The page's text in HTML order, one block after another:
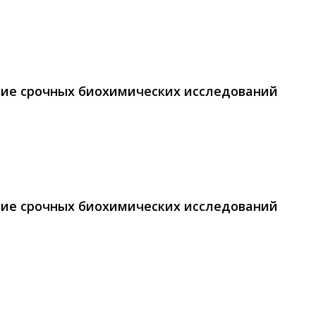
срочных биохимических исследований
срочных биохимических исследований